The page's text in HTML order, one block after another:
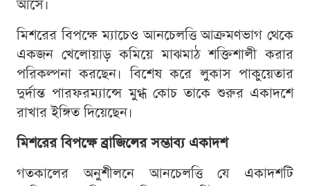
আসে।
মিশরের বিপক্ষে ম্যাচেও আনচেলত্তি আক্রমণভাগ থেকে
একজন খেলোয়াড় কমিয়ে মাঝমাঠ শক্তিশালী করার
পরিকল্পনা করছেন। বিশেষ করে লুকাস পাকুয়েতার
দুর্দান্ত পারফরম্যান্সে মুগ্ধ কোচ তাকে শুরুর একাদশে
রাখার ইঙ্গিত দিয়েছেন।
মিশরের বিপক্ষে ব্রাজিলের সম্ভাব্য একাদশ
গতকালের অনুশীলনে আনচেলত্তি যে একাদশটি